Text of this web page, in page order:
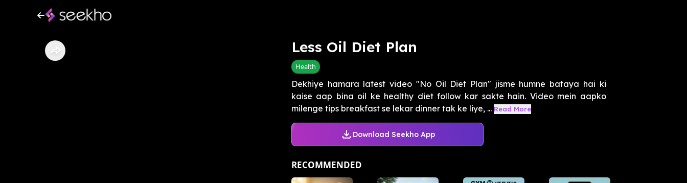
Less Oil Diet Plan
Health
Dekhiye hamara latest video "No Oil Diet Plan" jisme humne bataya hai ki
kaise aap bina oil ke healthy diet follow kar sakte hain. Video mein aapko
milenge tips breakfast se lekar dinner tak ke liye, ... Read More
Download Seekho App
RECOMMENDED